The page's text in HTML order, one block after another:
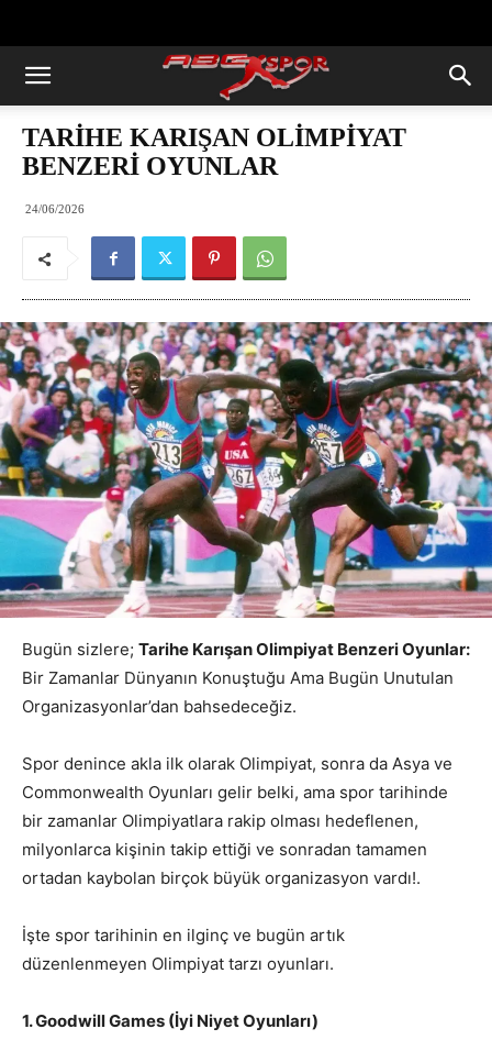
TARİHE KARIŞAN OLİMPİYAT
BENZERİ OYUNLAR
24/06/2026
Bugün sizlere; Tarihe Karışan Olimpiyat Benzeri Oyunlar:
Bir Zamanlar Dünyanın Konuştuğu Ama Bugün Unutulan
Organizasyonlar’dan bahsedeceğiz.
Spor denince akla ilk olarak Olimpiyat, sonra da Asya ve
Commonwealth Oyunları gelir belki, ama spor tarihinde
bir zamanlar Olimpiyatlara rakip olması hedeflenen,
milyonlarca kişinin takip ettiği ve sonradan tamamen
ortadan kaybolan birçok büyük organizasyon vardı!.
İşte spor tarihinin en ilginç ve bugün artık
düzenlenmeyen Olimpiyat tarzı oyunları.
1. Goodwill Games (İyi Niyet Oyunları)